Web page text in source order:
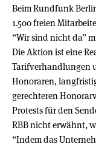
Beim Rundfunk
1.500 freien
“Wir sind nicht da”
Die Aktion ist eine
Tarifverhandlungen
Honoraren,
gerechteren
Protests für den
RBB nicht erwähnt,
“Indem das